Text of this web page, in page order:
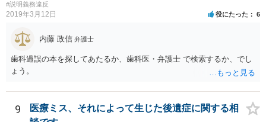
#説明義務違反
2019年3月12日 役にたった 6
内藤 政信 弁護士
歯科過誤の本を探してあたるか、歯科医・弁護士 で検索するか、でし
ょう。
9
医療ミス、それによって生じた後遺症に関する相